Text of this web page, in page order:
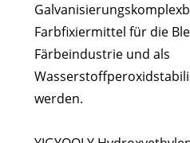
Farbfixiermittel für die
Färbeindustrie und als
werden.